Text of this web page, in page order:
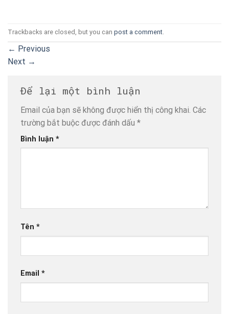
Trackbacks are closed, but you can post a comment.
← Previous
Next →
Để lại một bình luận
Email của bạn sẽ không được hiển thị công khai. Các
trường bắt buộc được đánh dấu *
Bình luận *
Tên *
Email *